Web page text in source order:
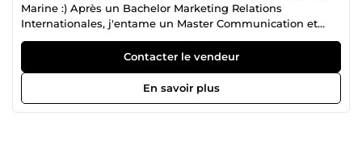
Marine :) Après un Bachelor Marketing Relations
Internationales, j'entame un Master Communication et
Médias au sein de l'école de commerce Audencia. Afin
d'aider au financement de mes études, je propose de
mettre mes compétences et mes connaissances au service
des autres. N'hésitez pas à m'envoyer un message, j'y
répondrai avec grand plaisir ! :)
Contacter le vendeur
En savoir plus